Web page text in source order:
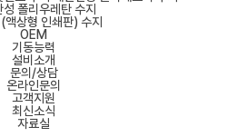
폴리우레탄 수지
액상형 인쇄판) 수지
OEM
기동능력
설비소개
문의/상담
온라인문의
고객지원
최신소식
자료실